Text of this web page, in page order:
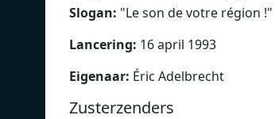
Slogan: "Le son de votre région !"
Lancering: 16 april 1993
Eigenaar: Éric Adelbrecht
Zusterzenders